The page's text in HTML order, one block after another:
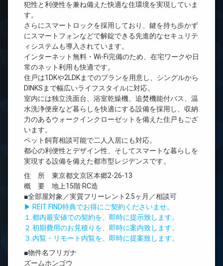
犯性と利便性を兼ね備えた快適な住環境を実現していま
す。
さらにスマートロックを採用しており、鍵を持ち歩かず
にスマートフォンなどで解錠できる先進的なセキュリテ
ィシステムも導入されています。
インターネット無料・Wi-Fi完備のため、在宅ワークや日
常のネット利用も快適です。
住戸は1DKや2LDKまでのプランを用意し、シングルから
DINKSまで幅広いライフスタイルに対応。
室内には独立洗面台、浴室乾燥機、追焚機能付バス、温
水洗浄便座など暮らしを快適にする設備を採用し、収納
力のあるウォークインクローゼットを備えた住戸もござ
います。
ペット飼育相談可能で二人入居にも対応。
都心の利便性とデザイン性、そしてスマートな暮らしを
実現する設備を備えた都市型レジデンスです。
住 所 東京都文京区本郷2-26-13
概 要 地上15階 RC造
■全部屋対象／実質フリーレント2.5ヶ月／相談可
▶ REIT FIND特典でお得にご契約くださいませ。
１.都内最安値での契約を、即時に提示致します。
２.初期費用のお見積りを、即時に案内致します。
３.内覧・リモート内覧を、即時に提案致します。
■物件名フリガナ
ズームホンゴウ